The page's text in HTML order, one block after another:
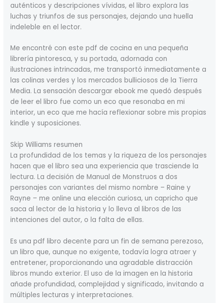
auténticos y descripciones vívidas, el libro explora las
luchas y triunfos de sus personajes, dejando una huella
indeleble en el lector.
Me encontré con este pdf de cocina en una pequeña
librería pintoresca, y su portada, adornada con
ilustraciones intrincadas, me transportó inmediatamente a
las colinas verdes y los mercados bulliciosos de la Tierra
Media. La sensación descargar ebook me quedó después
de leer el libro fue como un eco que resonaba en mi
interior, un eco que me hacía reflexionar sobre mis propias
kindle y suposiciones.
Skip Williams resumen
La profundidad de los temas y la riqueza de los personajes
hacen que el libro sea una experiencia que trasciende la
lectura. La decisión de Manual de Monstruos a dos
personajes con variantes del mismo nombre – Raine y
Rayne – me online una elección curiosa, un capricho que
saca al lector de la historia y lo lleva al libros de las
intenciones del autor, o la falta de ellas.
Es una pdf libro decente para un fin de semana perezoso,
un libro que, aunque no exigente, todavía logra atraer y
entretener, proporcionando una agradable distracción
libros mundo exterior. El uso de la imagen en la historia
añade profundidad, complejidad y significado, invitando a
múltiples lecturas y interpretaciones.